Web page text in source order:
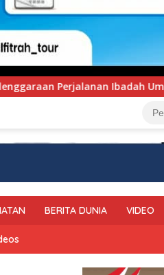
Tanpa Izin ke Kejaksaan
BERITA DUNIA VIDEO